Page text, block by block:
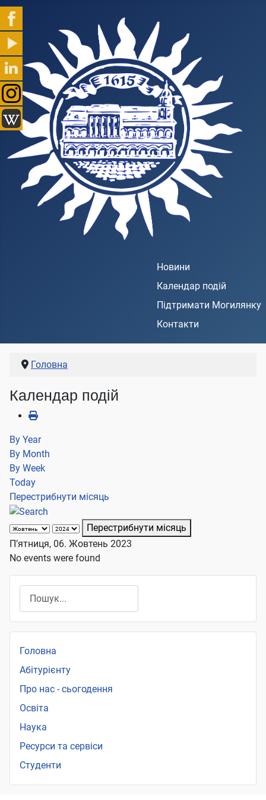
Новини
Календар подій
Підтримати Могилянку
Контакти
Головна
Календар подій
By Year
By Month
By Week
Today
Перестрибнути місяць
Перестрибнути місяць
П’ятниця, 06. Жовтень 2023
No events were found
Головна
Абітурієнту
Про нас - сьогодення
Освіта
Наука
Ресурси та сервіси
Студенти